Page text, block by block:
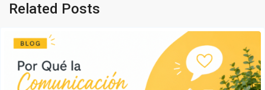
Related Posts